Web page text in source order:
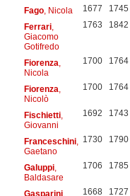
Fago, Nicola 1677 1745
Ferrari,
Giacomo
Gotifredo
1763 1842
Fiorenza
Nicola
1700 1764
Fiorenza
Nicolò
1700 1764
Fischietti,
Giovanni
1692 1743
Franceschini,
Gaetano
1730 1790
Galuppi,
Baldasare
1706 1785
Gasparini,
1668 1727